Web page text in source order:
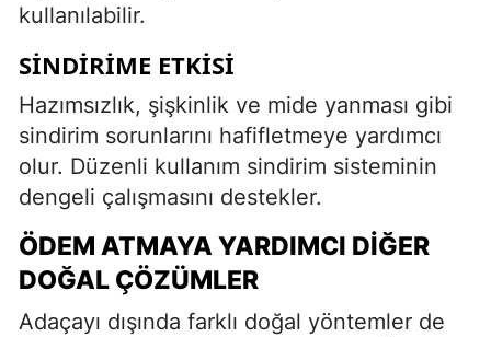
kullanılabilir.
SINDIRIME ETKISI
Hazımsızlık, şişkinlik ve mide yanması gibi
sindirim sorunlarını hafifletmeye yardımcı
olur. Düzenli kullanım sindirim sisteminin
dengeli çalışmasını destekler.
ÖDEM ATMAYA YARDIMCI DIĞER
DOĞAL ÇÖZÜMLER
Adaçayı dışında farklı doğal yöntemler de